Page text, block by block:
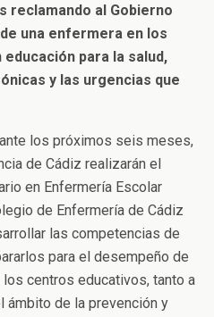
reclamando al Gobierno
una enfermera en los
para la salud,
y las urgencias que
los próximos seis meses,
de Cádiz realizarán el
en Enfermería Escolar
de Enfermería de Cádiz
las competencias de
para el desempeño de
centros educativos, tanto a
ámbito de la prevención y